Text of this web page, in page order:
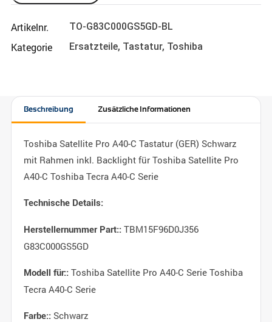
Artikelnr. TO-G83C000GS5GD-BL
Kategorie Ersatzteile, Tastatur, Toshiba
Beschreibung Zusätzliche Informationen
Toshiba Satellite Pro A40-C Tastatur (GER) Schwarz
mit Rahmen inkl. Backlight für Toshiba Satellite Pro
A40-C Toshiba Tecra A40-C Serie
Technische Details:
Herstellernummer Part::TBM15F96D0J356
G83C000GS5GD
Modell für::Toshiba Satellite Pro A40-C Serie Toshiba
Tecra A40-C Serie
Farbe::Schwarz